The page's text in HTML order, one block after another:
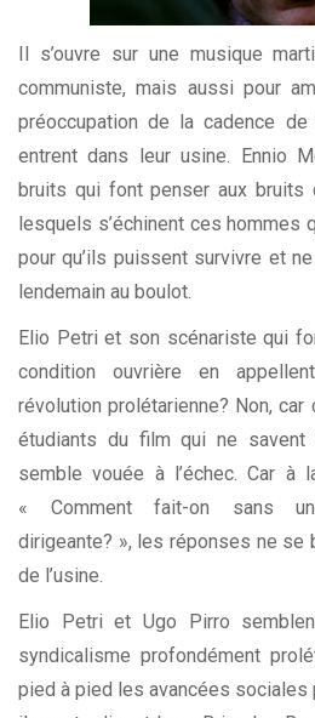
Il s’ouvre sur une musique
communiste, mais aussi pour
préoccupation de la cadence
entrent dans leur usine. Ennio
bruits qui font penser aux bruits
lesquels s’échinent ces hommes
pour qu’ils puissent survivre et
lendemain au boulot.
Elio Petri et son scénariste qui
condition ouvrière en
révolution prolétarienne? Non,
étudiants du film qui ne
semble vouée à l’échec. Car à
« Comment fait-on sans
dirigeante? », les réponses ne se
de l’usine.
Elio Petri et Ugo Pirro
syndicalisme profondément
pied à pied les avancées sociales